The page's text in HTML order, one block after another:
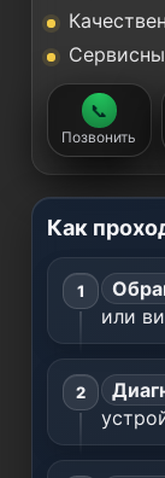
📞
Позвонить
Как
или